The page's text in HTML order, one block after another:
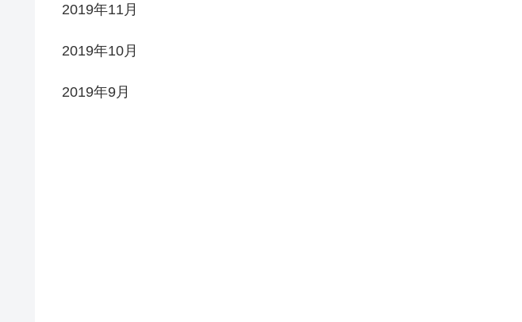
2019年11月
2019年10月
2019年9月